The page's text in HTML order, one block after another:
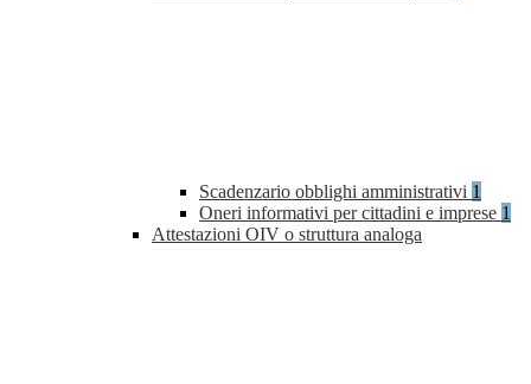
Scadenzario obblighi amministrativi 1
Oneri informativi per cittadini e imprese 1
Attestazioni OIV o struttura analoga